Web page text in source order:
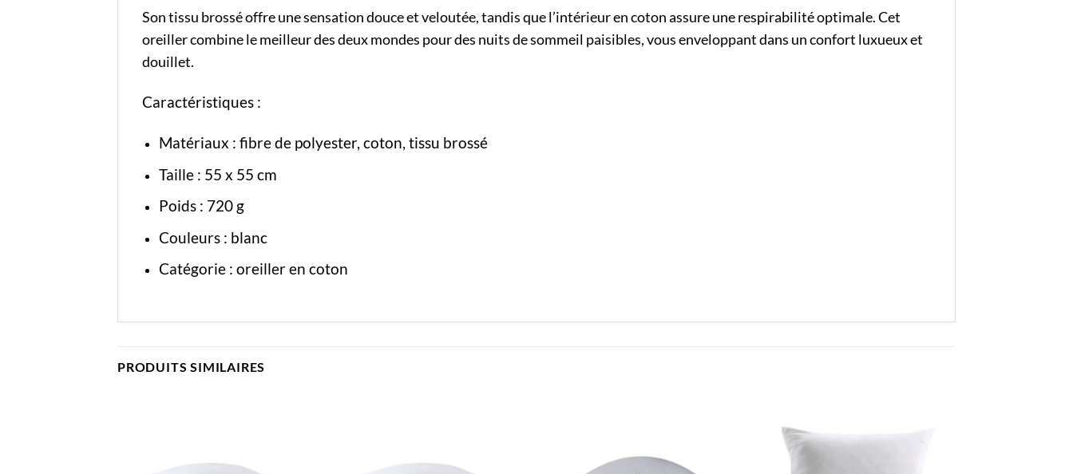
Son tissu brossé offre une sensation douce et veloutée, tandis que l’intérieur en coton assure une respirabilité optimale. Cet
oreiller combine le meilleur des deux mondes pour des nuits de sommeil paisibles, vous enveloppant dans un confort luxueux et
douillet.
Caractéristiques :
Matériaux : fibre de polyester, coton, tissu brossé
Taille : 55 x 55 cm
Poids : 720 g
Couleurs : blanc
Catégorie : oreiller en coton
PRODUITS SIMILAIRES